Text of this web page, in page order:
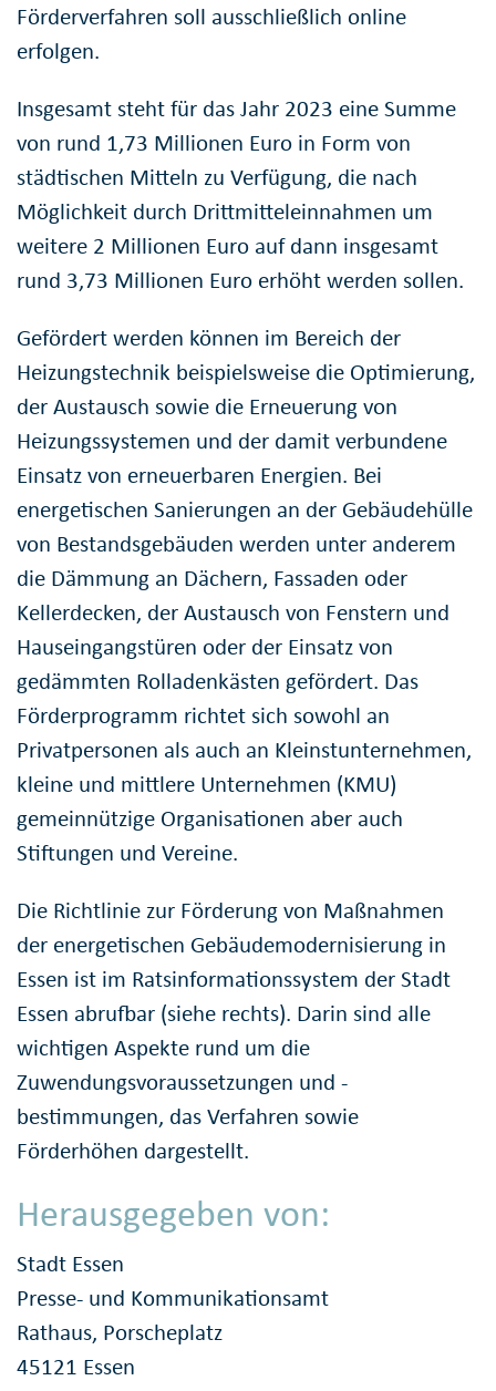
Förderverfahren soll ausschließlich online
erfolgen.
Insgesamt steht für das Jahr 2023 eine Summe
von rund 1,73 Millionen Euro in Form von
städtischen Mitteln zu Verfügung, die nach
Möglichkeit durch Drittmitteleinnahmen um
weitere 2 Millionen Euro auf dann insgesamt
rund 3,73 Millionen Euro erhöht werden sollen.
Gefördert werden können im Bereich der
Heizungstechnik beispielsweise die Optimierung,
der Austausch sowie die Erneuerung von
Heizungssystemen und der damit verbundene
Einsatz von erneuerbaren Energien. Bei
energetischen Sanierungen an der Gebäudehülle
von Bestandsgebäuden werden unter anderem
die Dämmung an Dächern, Fassaden oder
Kellerdecken, der Austausch von Fenstern und
Hauseingangstüren oder der Einsatz von
gedämmten Rolladenkästen gefördert. Das
Förderprogramm richtet sich sowohl an
Privatpersonen als auch an Kleinstunternehmen,
kleine und mittlere Unternehmen (KMU)
gemeinnützige Organisationen aber auch
Stiftungen und Vereine.
Die Richtlinie zur Förderung von Maßnahmen
der energetischen Gebäudemodernisierung in
Essen ist im Ratsinformationssystem der Stadt
Essen abrufbar (siehe rechts). Darin sind alle
wichtigen Aspekte rund um die
Zuwendungsvoraussetzungen und -
bestimmungen, das Verfahren sowie
Förderhöhen dargestellt.
Herausgegeben von:
Stadt Essen
Presse- und Kommunikationsamt
Rathaus, Porscheplatz
45121 Essen